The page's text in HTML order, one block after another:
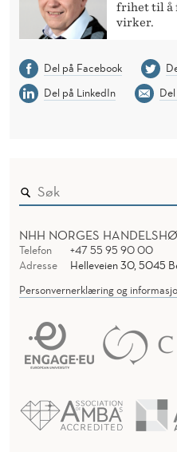
frihet til å
virker.
Del på Facebook
Del på LinkedIn
NHH NORGES
Telefon
+47 55 95 90 00
Adresse
Helleveien 30, 5045
Personvernerklæring og